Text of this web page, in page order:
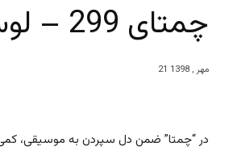
چمتای 299 – لوسین (سرگ) گاینزبورگ
21 مهر , 1398
در “چمتا” ضمن دل سپردن به موسیقی،